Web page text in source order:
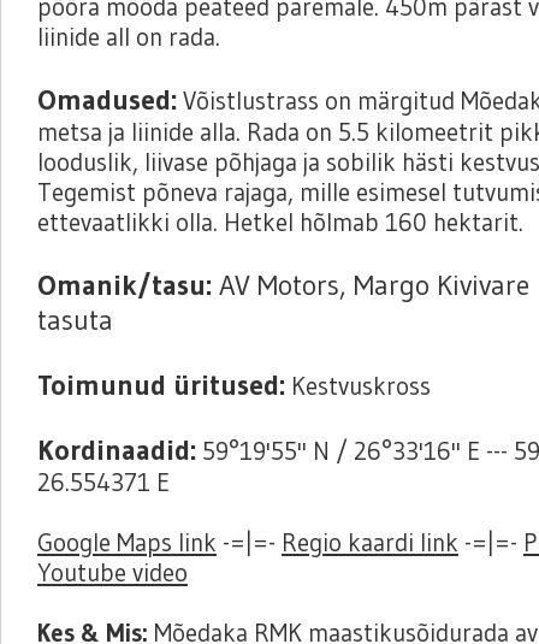
pööra mööda peateed paremale. 450m pärast
liinide all on rada.
Omadused: Võistlustrass on märgitud
metsa ja liinide alla. Rada on 5.5 kilomeetrit
looduslik, liivase põhjaga ja sobilik hästi
Tegemist põneva rajaga, mille esimesel
ettevaatlikki olla. Hetkel hõlmab 160 hektarit.
Omanik/tasu: AV Motors, Margo
tasuta
Toimunud üritused: Kestvuskross
Kordinaadid: 59°19'55'' N / 26°33'16'' E ---
26.554371 E
Google Maps link -=|=- Regio kaardi link -=|=-
Youtube video
Kes & Mis: Mõedaka RMK maastikusõidurada